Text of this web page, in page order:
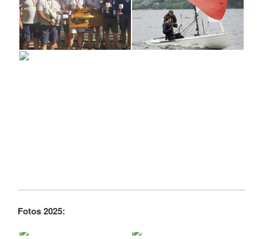
Fotos 2025: